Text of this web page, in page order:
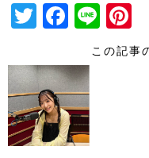
T
tt
er
F
c
e
b
o
Li
n
er
この記事